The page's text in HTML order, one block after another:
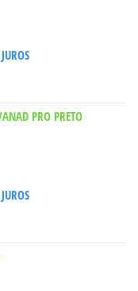
PRO PRETO